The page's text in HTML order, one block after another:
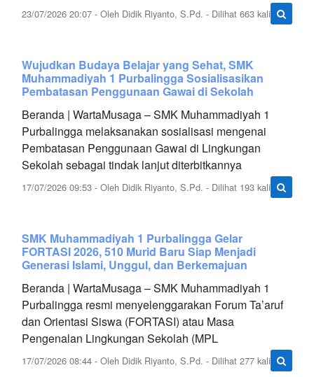
23/07/2026 20:07 - Oleh Didik Riyanto, S.Pd. - Dilihat 663 kali
Wujudkan Budaya Belajar yang Sehat, SMK
Muhammadiyah 1 Purbalingga Sosialisasikan
Pembatasan Penggunaan Gawai di Sekolah
Beranda | WartaMusaga – SMK Muhammadiyah 1
Purbalingga melaksanakan sosialisasi mengenai
Pembatasan Penggunaan Gawai di Lingkungan
Sekolah sebagai tindak lanjut diterbitkannya
17/07/2026 09:53 - Oleh Didik Riyanto, S.Pd. - Dilihat 193 kali
SMK Muhammadiyah 1 Purbalingga Gelar
FORTASI 2026, 510 Murid Baru Siap Menjadi
Generasi Islami, Unggul, dan Berkemajuan
Beranda | WartaMusaga – SMK Muhammadiyah 1
Purbalingga resmi menyelenggarakan Forum Ta’aruf
dan Orientasi Siswa (FORTASI) atau Masa
Pengenalan Lingkungan Sekolah (MPL
17/07/2026 08:44 - Oleh Didik Riyanto, S.Pd. - Dilihat 277 kali